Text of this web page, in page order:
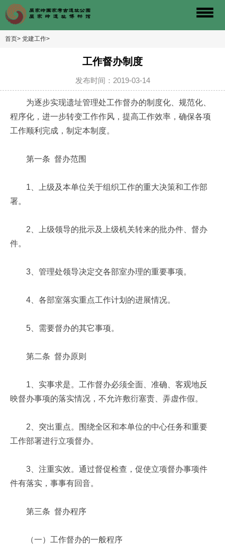
首页> 党建工作>
工作督办制度
发布时间：2019-03-14
为逐步实现遗址管理处工作督办的制度化、规范化、
程序化，进一步转变工作作风，提高工作效率，确保各项
工作顺利完成，制定本制度。
第一条 督办范围
1、上级及本单位关于组织工作的重大决策和工作部
署。
2、上级领导的批示及上级机关转来的批办件、督办
件。
3、管理处领导决定交各部室办理的重要事项。
4、各部室落实重点工作计划的进展情况。
5、需要督办的其它事项。
第二条 督办原则
1、实事求是。工作督办必须全面、准确、客观地反
映督办事项的落实情况，不允许敷衍塞责、弄虚作假。
2、突出重点。围绕全区和本单位的中心任务和重要
工作部署进行立项督办。
3、注重实效。通过督促检查，促使立项督办事项件
件有落实，事事有回音。
第三条 督办程序
（一）工作督办的一般程序